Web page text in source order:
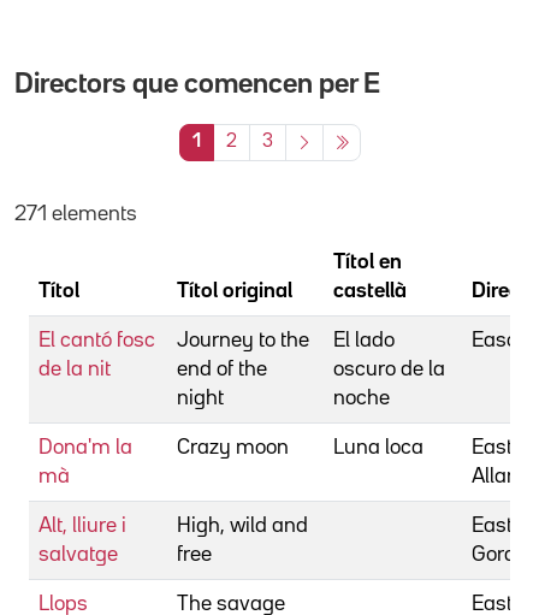
Directors que comencen per E
1 2 3
271 elements
Títol Títol original
Títol en
castellà
El cantó fosc
de la nit
Journey to the
end of the
night
El lado
oscuro de la
noche
Eason,
Dona'm la
mà
Crazy moon Luna loca
Allan
Alt, lliure i
salvatge
High, wild and
free
Gordon
Llops
The savage